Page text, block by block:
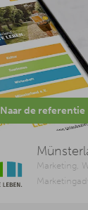
Naar de referentie
Marketing,